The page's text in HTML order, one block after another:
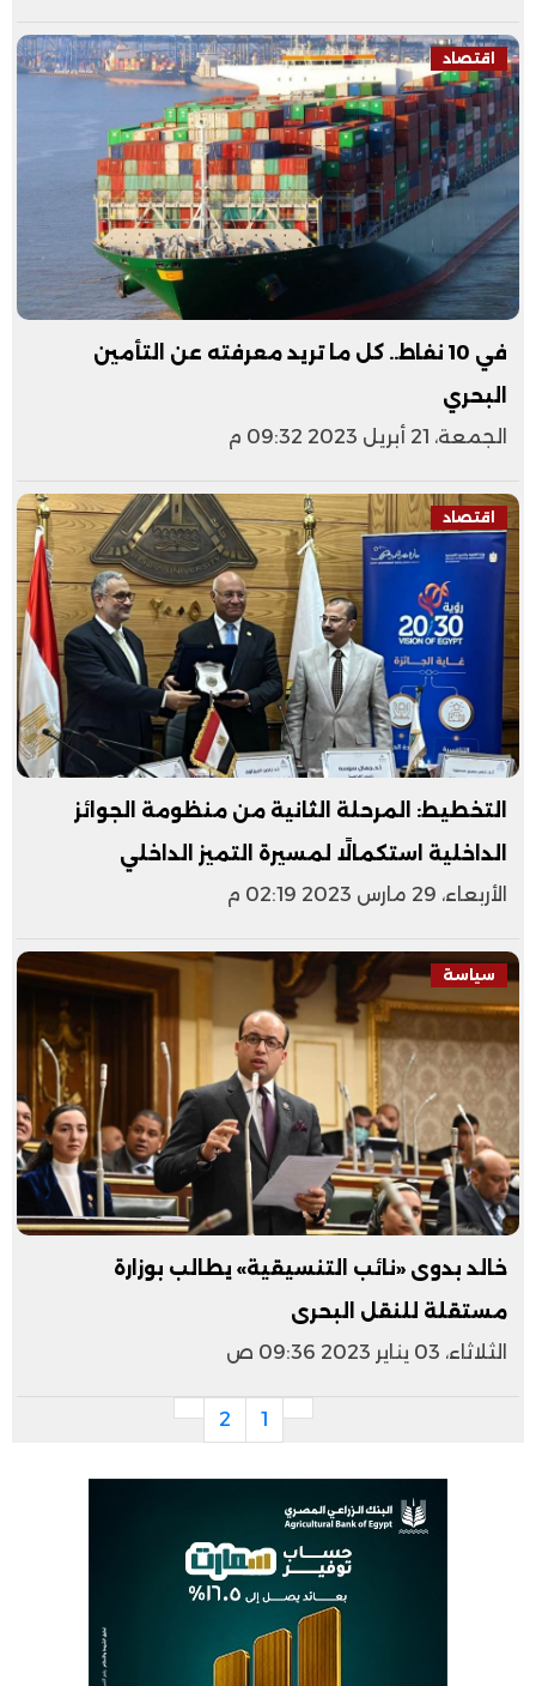
اقتصاد
في 10 نفاط.. كل ما تريد معرفته عن التأمين
البحري
الجمعة، 21 أبريل 2023 09:32 م
اقتصاد
التخطيط: المرحلة الثانية من منظومة الجوائز
الداخلية استكمالًا لمسيرة التميز الداخلي
الأربعاء، 29 مارس 2023 02:19 م
سياسة
خالد بدوى «نائب التنسيقية» يطالب بوزارة
مستقلة للنقل البحرى
الثلاثاء، 03 يناير 2023 09:36 ص
1
2